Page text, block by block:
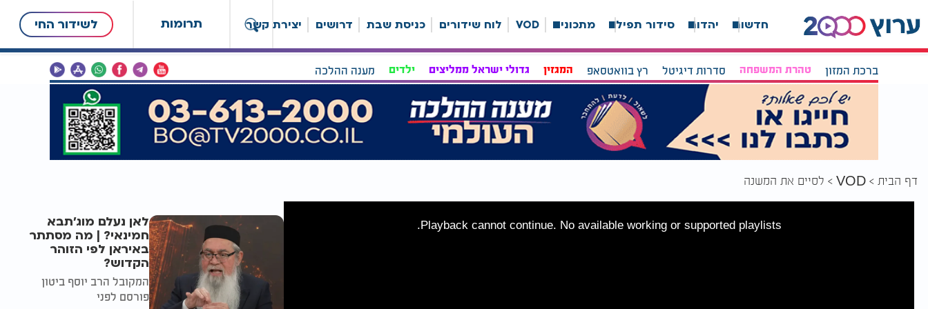
תרומות לשידור החי חדשות יהדות סידור תפילה מתכונים VOD לוח שידורים כניסת שבת דרושים יצירת קשר
ברכת המזון טהרת המשפחה סדרות דיגיטל רץ בוואטסאפ המגזין גדולי ישראל ממליצים ילדים מענה ההלכה
דף הבית VOD לסיים את המשנה
Playback cannot continue. No available working or supported playlists.
לאן נעלם מוג'תבא
חמינאי? | מה מסתתר
באיראן לפי הזוהר
הקדוש?
המקובל הרב יוסף ביטון
פורסם לפני